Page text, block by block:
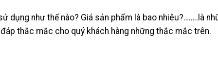
dụng như thế nào? Giá sản phẩm là bao nhiêu?……..là
thắc mắc cho quý khách hàng những thắc mắc trên.